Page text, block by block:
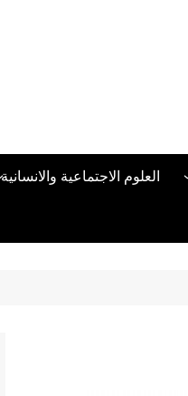
العلوم الاجتماعية والانسانية